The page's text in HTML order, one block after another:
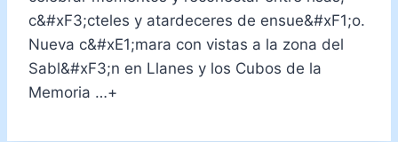
c&#xF3;cteles y atardeceres de ensue&#xF1;o.
Nueva c&#xE1;mara con vistas a la zona del
Sabl&#xF3;n en Llanes y los Cubos de la
Memoria …+